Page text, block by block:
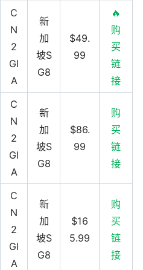
C
N
2
GI
A
新
加
坡S
G8
$49.
99
🔥
购
买
链
接
C
N
2
GI
A
新
加
坡S
G8
$86.
99
购
买
链
接
C
N
2
GI
A
新
加
坡S
G8
$16
5.99
购
买
链
接